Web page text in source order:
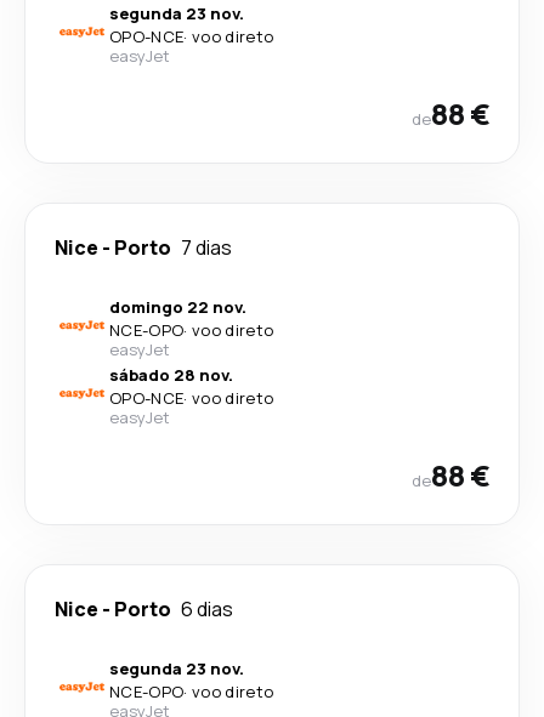
segunda 23 nov.
OPO-NCE· voo direto
easyJet
de88 €
Nice - Porto 7 dias
domingo 22 nov.
NCE-OPO· voo direto
easyJet
sábado 28 nov.
OPO-NCE· voo direto
easyJet
de88 €
Nice - Porto 6 dias
segunda 23 nov.
NCE-OPO· voo direto
easyJet